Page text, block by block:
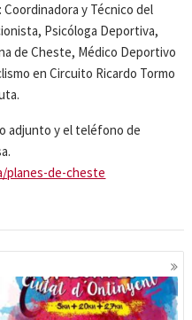
y Técnico del
Psicóloga Deportiva,
de Cheste, Médico Deportivo
en Circuito Ricardo Tormo
adjunto y el teléfono de
de-cheste